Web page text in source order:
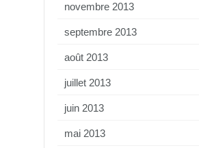
novembre 2013
septembre 2013
août 2013
juillet 2013
juin 2013
mai 2013